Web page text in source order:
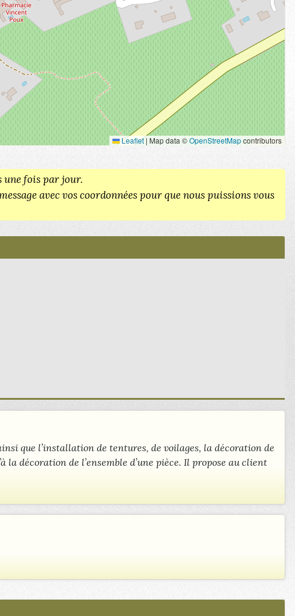
Leaflet | Map data ©OpenStreetMapcontributors
une fois par jour.
avec vos coordonnées pour que nous puissions vous
que l’installation de tentures, de voilages, la décoration de
décoration de l’ensemble d’une pièce. Il propose au client